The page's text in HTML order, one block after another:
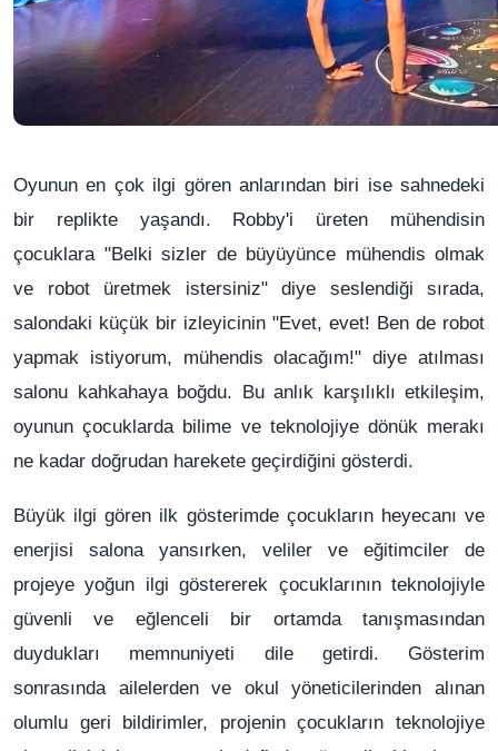
Oyunun en çok ilgi gören anlarından biri ise sahnedeki
bir replikte yaşandı. Robby'i üreten mühendisin
çocuklara "Belki sizler de büyüyünce mühendis olmak
ve robot üretmek istersiniz" diye seslendiği sırada,
salondaki küçük bir izleyicinin "Evet, evet! Ben de robot
yapmak istiyorum, mühendis olacağım!" diye atılması
salonu kahkahaya boğdu. Bu anlık karşılıklı etkileşim,
oyunun çocuklarda bilime ve teknolojiye dönük merakı
ne kadar doğrudan harekete geçirdiğini gösterdi.
Büyük ilgi gören ilk gösterimde çocukların heyecanı ve
enerjisi salona yansırken, veliler ve eğitimciler de
projeye yoğun ilgi göstererek çocuklarının teknolojiyle
güvenli ve eğlenceli bir ortamda tanışmasından
duydukları memnuniyeti dile getirdi. Gösterim
sonrasında ailelerden ve okul yöneticilerinden alınan
olumlu geri bildirimler, projenin çocukların teknolojiye